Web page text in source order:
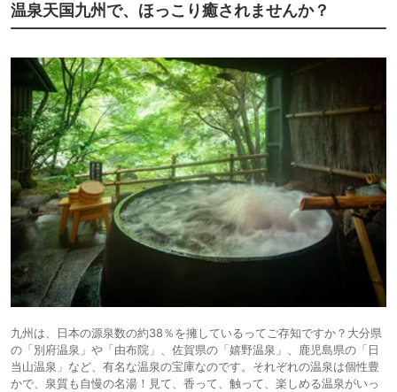
温泉天国九州で、ほっこり癒されませんか？
九州は、日本の源泉数の約38％を擁しているってご存知ですか？大分県
の「別府温泉」や「由布院」、佐賀県の「嬉野温泉」、鹿児島県の「日
当山温泉」など、有名な温泉の宝庫なのです。それぞれの温泉は個性豊
かで、泉質も自慢の名湯！見て、香って、触って、楽しめる温泉がいっ